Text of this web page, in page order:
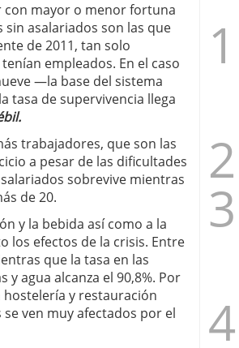
con mayor o menor fortuna
asalariados son las que
de 2011, tan solo
empleados. En el caso
—la base del sistema
tasa de supervivencia llega
trabajadores, que son las
a pesar de las dificultades
sobrevive mientras
de 20.
y la bebida así como a la
los efectos de la crisis. Entre
que la tasa en las
y agua alcanza el 90,8%. Por
hostelería y restauración
ven muy afectados por el